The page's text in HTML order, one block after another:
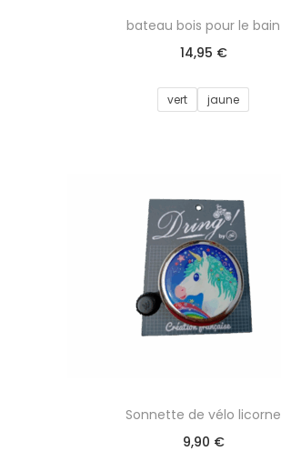
bateau bois pour le bain
14,95 €
vert jaune
Sonnette de vélo licorne
9,90 €